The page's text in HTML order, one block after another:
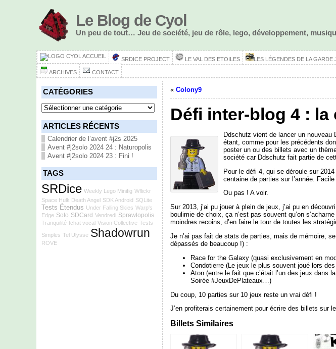
Le Blog de Cyol
Un peu de tout… Jeu de société, jeu de rôle, lego, développement,
ACCUEIL SRDICE PROJECT LE VAL DES ETOILES LES LÉGENDES DE LA GARDE
ARCHIVES CONTACT
CATÉGORIES
Catégories
ARTICLES RÉCENTS
Calendrier de l’avent #j2s 2025
Avent #j2solo 2024 24 : Naturopolis
Avent #j2solo 2024 23 : Fini !
TAGS
SRDice Weekly Lego Minifig Wflickr
Space Hulk Death Angel SDK Android SQLite
Tests Étendus Under Falling Skies Warp's
Edge Solo SDCard Vendredi Sprawlopolis
Tranquilité tchat vocal Vision Collective Tests
Simples Tel Ulysse Shadowrun
ROVE
« Colony9
Défi inter-blog 4 : la
Ddschutz vient de lancer un nouveau
étant, comme pour les précédents
poster un ou des billets avec un
société car Ddschutz fait partie de
Pour le défi 4, qui se déroule sur
centaine de parties sur l’année. Facile
Ou pas ! A voir.
Sur 2013, j’ai pu jouer à plein de jeux, j’ai pu en
boulimie de choix, ça n’est pas souvent qu’on
moindres recoins, d’en faire le tour de toutes les
Je n’ai pas fait de stats de parties, mais de mémoire,
dépassés de beaucoup !) :
Race for the Galaxy (quasi exclusivement en
Condotierre (Le jeux le plus souvent joué lors
Aton (entre le fait que c’était l’un des jeux dans
Soirée #JeuxDePlateaux…)
Du coup, 10 parties sur 10 jeux reste un vrai défi !
J’en profiterais certainement pour écrire des billets sur
Billets Similaires